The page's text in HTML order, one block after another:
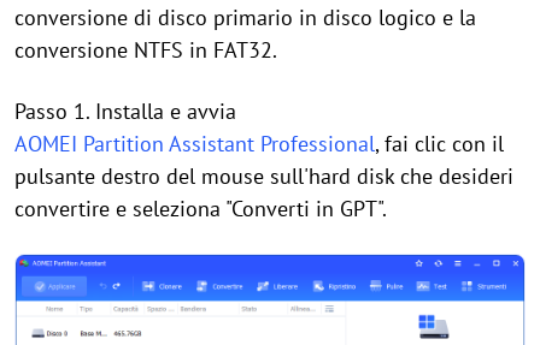
conversione di disco primario in disco logico e la
conversione NTFS in FAT32.
Passo 1. Installa e avvia
AOMEI Partition Assistant Professional, fai clic con il
pulsante destro del mouse sull'hard disk che desideri
convertire e seleziona "Converti in GPT".